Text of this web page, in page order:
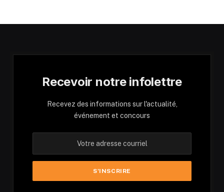
Recevoir notre infolettre
Recevez des informations sur l'actualité,
événement et concours